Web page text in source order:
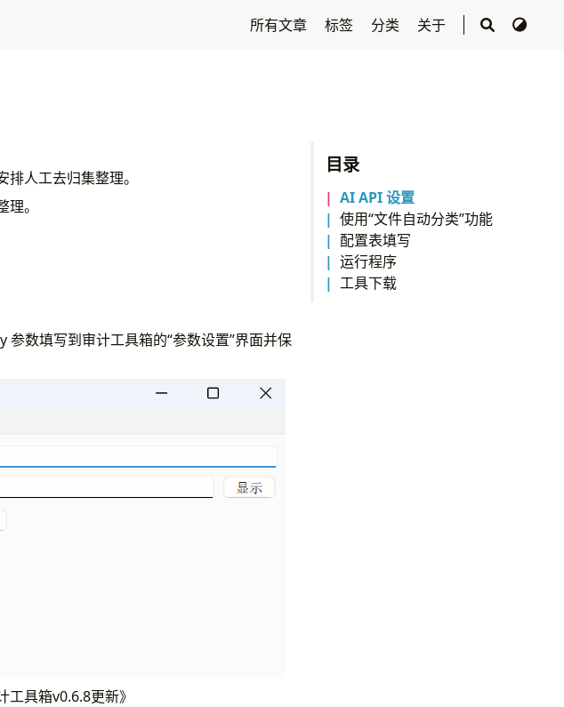
所有文章 标签 分类 关于
目录
AI API 设置
使用“文件自动分类”功能
配置表填写
运行程序
工具下载
人工去归集整理。
。
数填写到审计工具箱的“参数设置”界面并保
具箱v0.6.8更新》